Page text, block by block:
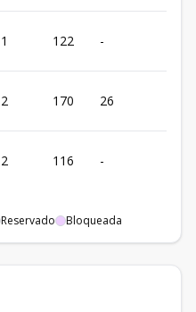
1 122 -
2 170 26
2 116 -
Reservado Bloqueada